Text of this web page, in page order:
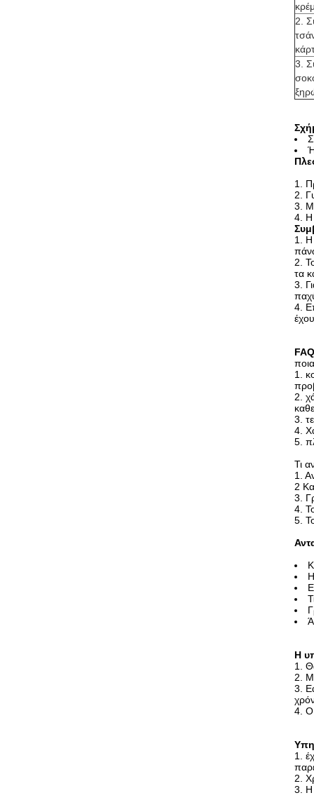
2.
3.
1.
2.
3.
4. Η
1. Η
2.
τα
3.
4.
FAQ
1.
2.
3.
4.
5.
Τι
1.
2
3.
4.
5.
Η
1.
2.
3.
4. Ο
1.
2.
3. Η